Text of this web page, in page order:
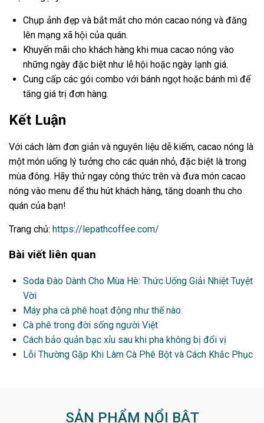
Chụp ảnh đẹp và bắt mắt cho món cacao nóng và đăng
lên mạng xã hội của quán.
Khuyến mãi cho khách hàng khi mua cacao nóng vào
những ngày đặc biệt như lễ hội hoặc ngày lạnh giá.
Cung cấp các gói combo với bánh ngọt hoặc bánh mì để
tăng giá trị đơn hàng.
Kết Luận
Với cách làm đơn giản và nguyên liệu dễ kiếm, cacao nóng là
một món uống lý tưởng cho các quán nhỏ, đặc biệt là trong
mùa đông. Hãy thử ngay công thức trên và đưa món cacao
nóng vào menu để thu hút khách hàng, tăng doanh thu cho
quán của bạn!
Trang chủ: https://lepathcoffee.com/
Bài viết liên quan
Soda Đào Dành Cho Mùa Hè: Thức Uống Giải Nhiệt Tuyệt
Vời
Máy pha cà phê hoạt động như thế nào
Cà phê trong đời sống người Việt
Cách bảo quản bạc xỉu sau khi pha không bị đổi vị
Lỗi Thường Gặp Khi Làm Cà Phê Bột và Cách Khắc Phục
SẢN PHẨM NỔI BẬT